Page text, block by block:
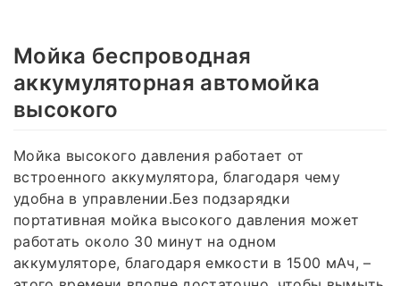
Мойка беспроводная
аккумуляторная автомойка
высокого
Мойка высокого давления работает от
встроенного аккумулятора, благодаря чему
удобна в управлении.Без подзарядки
портативная мойка высокого давления может
работать около 30 минут на одном
аккумуляторе, благодаря емкости в 1500 мАч, –